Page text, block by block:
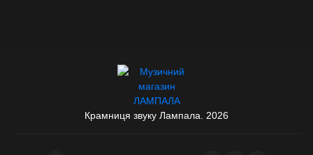
Крамниця звуку Лампала. 2026